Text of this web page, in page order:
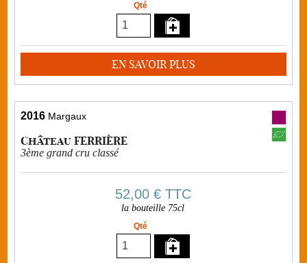
Qté
EN SAVOIR PLUS
2016 Margaux
Château FERRIÈRE
3ème grand cru classé
52,00 €TTC
la bouteille 75cl
Qté